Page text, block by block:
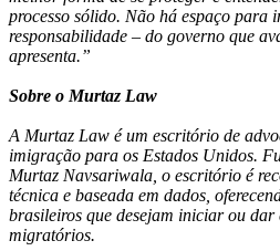
processo sólido. Não há espaço para
responsabilidade – do governo que
apresenta.”
Sobre o Murtaz Law
A Murtaz Law é um escritório de
imigração para os Estados Unidos.
Murtaz Navsariwala, o escritório é
técnica e baseada em dados,
brasileiros que desejam iniciar ou dar
migratórios.